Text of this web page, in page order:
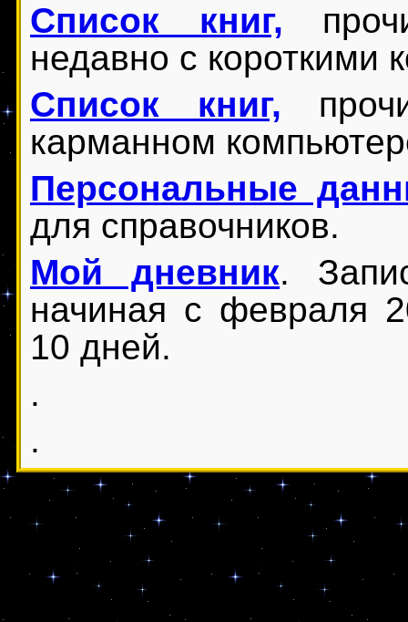
Список книг,
недавно с короткими
Список книг,
карманном
Персональные
для справочников.
Мой дневник.
начиная с февраля
10 дней.
.
.